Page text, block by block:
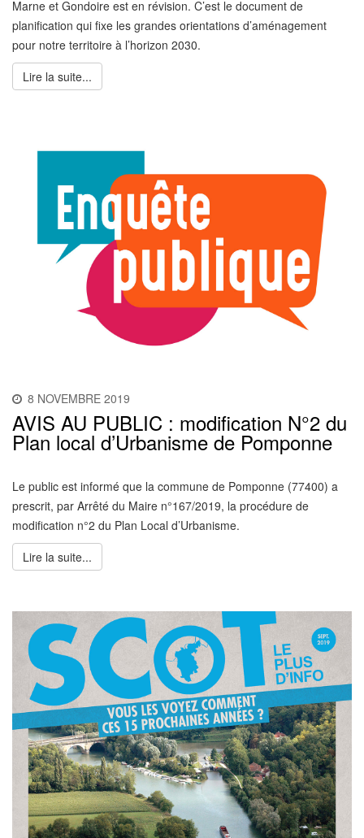
Marne et Gondoire est en révision. C’est le document de
planification qui fixe les grandes orientations d’aménagement
pour notre territoire à l’horizon 2030.
Lire la suite...
8 NOVEMBRE 2019
AVIS AU PUBLIC : modification N°2 du
Plan local d’Urbanisme de Pomponne
Le public est informé que la commune de Pomponne (77400) a
prescrit, par Arrêté du Maire n°167/2019, la procédure de
modification n°2 du Plan Local d’Urbanisme.
Lire la suite...